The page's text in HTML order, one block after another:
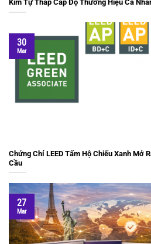
Kim Tự Tháp Cấp Độ Thương Hiệu Cá
Chứng Chỉ LEED Tấm Hộ Chiếu Xanh Mở
Cầu
30
Mar
27
Mar